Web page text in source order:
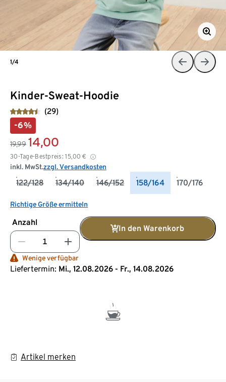
Kinder-Sweat-Hoodie
(29)
-6%
19,99 14,00
30-Tage-Bestpreis: 15,00 €
inkl. MwSt.zzgl. Versandkosten
122/128 134/140 146/152 158/164 170/176
Richtige Größe ermitteln
Anzahl
In den Warenkorb
Wenige verfügbar
Liefertermin: Mi., 12.08.2026 - Fr., 14.08.2026
Artikel merken
1/4